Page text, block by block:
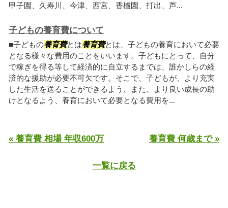
甲子園、久寿川、今津、西宮、香櫨園、打出、芦...
子どもの養育費について
■子どもの養育費とは養育費とは、子どもの養育において必要
となる様々な費用のことをいいます。子どもにとって、自分
で稼ぎを得る等して経済的に自立するまでは、誰かしらの経
済的な援助が必要不可欠です。そこで、子どもが、より充実
した生活を送ることができるよう、また、より良い成長の助
けとなるよう、養育において必要となる費用を...
« 養育費 相場 年収600万 養育費 何歳まで »
一覧に戻る